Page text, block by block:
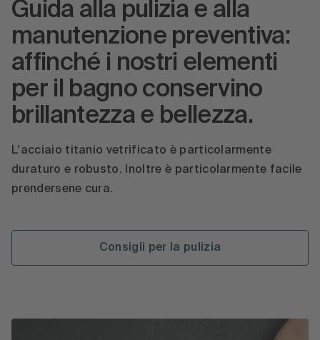
Guida alla pulizia e alla
manutenzione preventiva:
affinché i nostri elementi
per il bagno conservino
brillantezza e bellezza.
L'acciaio titanio vetrificato è particolarmente
duraturo e robusto. Inoltre è particolarmente facile
prendersene cura.
Consigli per la pulizia